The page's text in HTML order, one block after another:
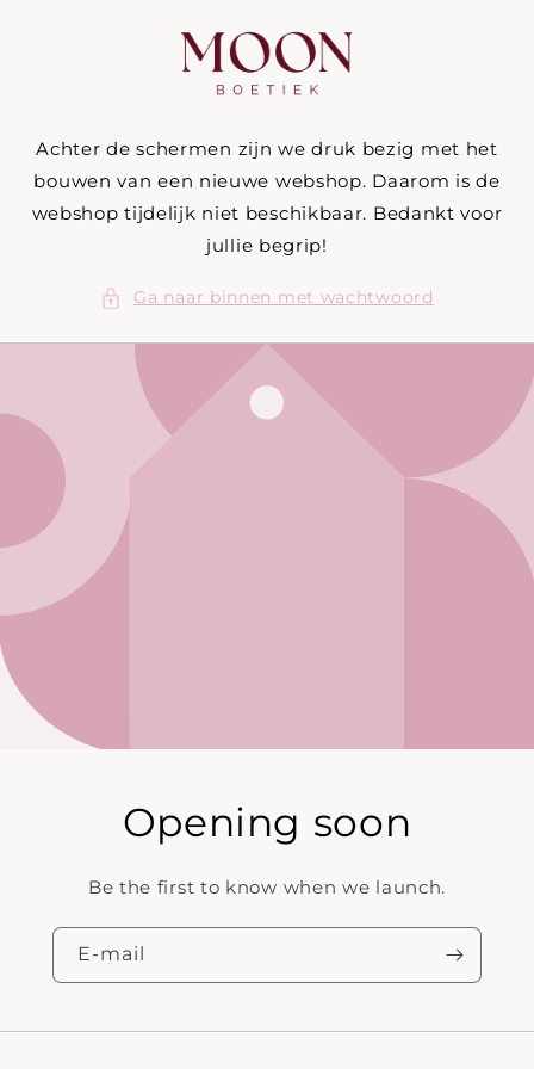
Achter de schermen zijn we druk bezig met het
bouwen van een nieuwe webshop. Daarom is de
webshop tijdelijk niet beschikbaar. Bedankt voor
jullie begrip!
Ga naar binnen met wachtwoord
Opening soon
Be the first to know when we launch.
E‑mail